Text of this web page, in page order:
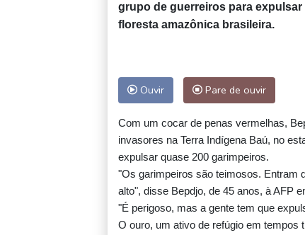
grupo de guerreiros para
floresta amazônica brasileira.
Ouvir Pare de ouvir
Com um cocar de penas vermelhas,
invasores na Terra Indígena Baú, no
expulsar quase 200 garimpeiros.
"Os garimpeiros são teimosos. Entram
alto", disse Bepdjo, de 45 anos, à AFP
"É perigoso, mas a gente tem que
O ouro, um ativo de refúgio em